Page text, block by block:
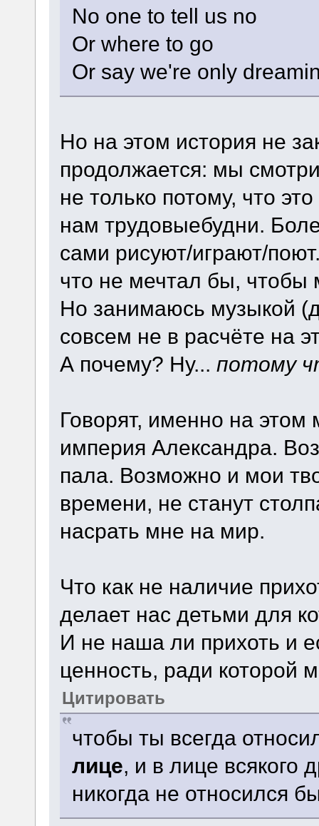
No one to tell us no
Or where to go
Or say we're only
Но на этом история не
продолжается: мы
не только потому, что
нам трудовыебудни.
сами рисуют/играют/
что не мечтал бы, чтобы
Но занимаюсь музыкой
совсем не в расчёте на
А почему? Ну... потому
Говорят, именно на
империя Александра.
пала. Возможно и мои
времени, не станут
насрать мне на мир.
Что как не наличие
делает нас детьми для
И не наша ли прихоть и
ценность, ради которой
Цитировать
чтобы ты всегда
лице, и в лице всякого
никогда не относился